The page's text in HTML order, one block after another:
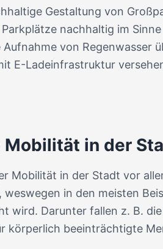
Gestaltung von
nachhaltig im
von Regenwasser
E-Ladeinfrastruktur
in der
Mobilität in der Stadt vor
in den meisten
wird. Darunter fallen z. B.
körperlich beeinträchtigte